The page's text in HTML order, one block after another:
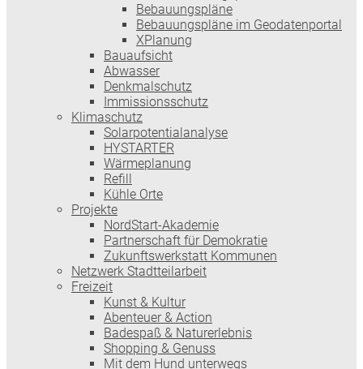
Bebauungspläne
Bebauungspläne im Geodatenportal
XPlanung
Bauaufsicht
Abwasser
Denkmalschutz
Immissionsschutz
Klimaschutz
Solarpotentialanalyse
HYSTARTER
Wärmeplanung
Refill
Kühle Orte
Projekte
NordStart-Akademie
Partnerschaft für Demokratie
Zukunftswerkstatt Kommunen
Netzwerk Stadtteilarbeit
Freizeit
Kunst & Kultur
Abenteuer & Action
Badespaß & Naturerlebnis
Shopping & Genuss
Mit dem Hund unterwegs